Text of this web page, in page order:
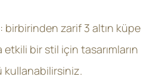
birbirinden zarif 3 altın küpe
bir stil için tasarımların
kullanabilirsiniz.